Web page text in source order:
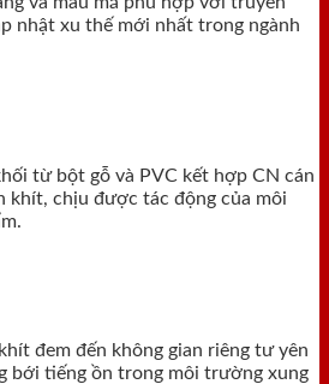
nhật xu thế mới nhất trong ngành
từ bột gỗ và PVC kết hợp CN cán
khít, chịu được tác động của môi
đem đến không gian riêng tư yên
bới tiếng ồn trong môi trường xung